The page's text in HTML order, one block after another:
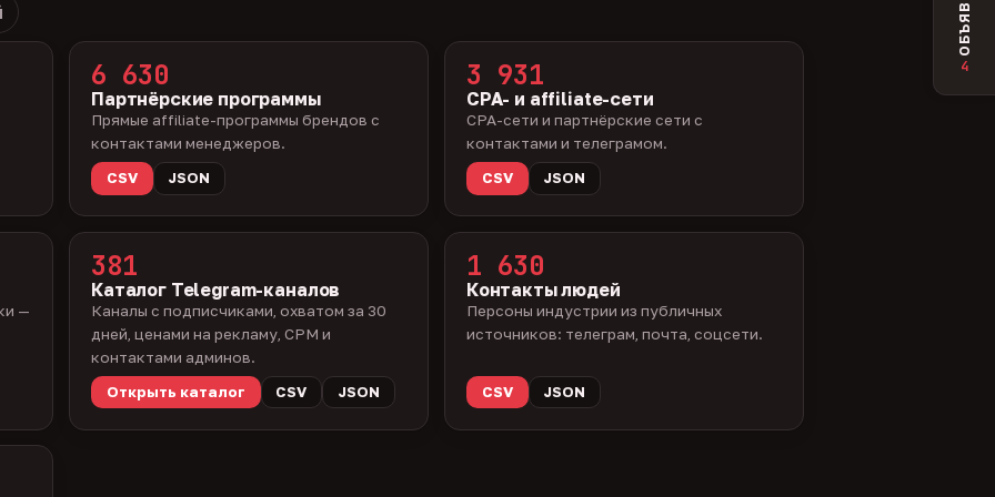
6 630
Партнёрские программы
Прямые affiliate-программы брендов с
контактами менеджеров.
CSV
JSON
3 931
CPA- и affiliate-сети
CPA-сети и партнёрские сети с
контактами и телеграмом.
CSV
JSON
—
381
Каталог Telegram-каналов
Каналы с подписчиками, охватом за 30
дней, ценами на рекламу, CPM и
контактами админов.
Открыть каталог
CSV JSON
1 630
Контакты людей
Персоны индустрии из публичных
источников: телеграм, почта, соцсети.
CSV JSON
4